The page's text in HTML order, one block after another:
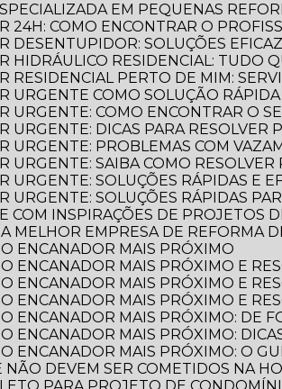
EM PEQUENAS
24H: COMO ENCONTRAR O
DESENTUPIDOR: SOLUÇÕES
HIDRÁULICO RESIDENCIAL: TUDO
RESIDENCIAL PERTO DE MIM:
URGENTE COMO SOLUÇÃO
URGENTE: COMO ENCONTRAR O
URGENTE: DICAS PARA RESOLVER
URGENTE: PROBLEMAS COM
URGENTE: SAIBA COMO
URGENTE: SOLUÇÕES RÁPIDAS E
URGENTE: SOLUÇÕES RÁPIDAS
COM INSPIRAÇÕES DE PROJETOS
A MELHOR EMPRESA DE REFORMA
O ENCANADOR MAIS PRÓXIMO
O ENCANADOR MAIS PRÓXIMO E
O ENCANADOR MAIS PRÓXIMO E
O ENCANADOR MAIS PRÓXIMO E
O ENCANADOR MAIS PRÓXIMO: DE
O ENCANADOR MAIS PRÓXIMO:
O ENCANADOR MAIS PRÓXIMO: O
NÃO DEVEM SER COMETIDOS NA